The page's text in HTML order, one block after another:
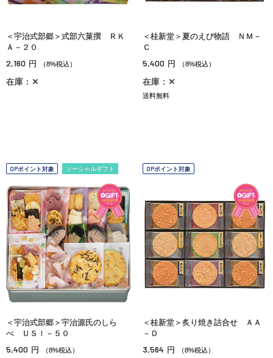
＜宇治式部郷＞式部六菓撰 ＲＫ
Ａ－２０
2,160 円 （8%税込）
在庫：✕
＜桂新堂＞夏のえび物語 ＮＭ－
Ｃ
5,400 円 （8%税込）
在庫：✕
送料無料
OPポイント対象 ソーシャルギフト
＜宇治式部郷＞宇治源氏のしら
べ ＵＳＩ－５０
5,400 円 （8%税込）
OPポイント対象
＜桂新堂＞炙り焼き詰合せ ＡＡ
－Ｄ
3,564 円 （8%税込）